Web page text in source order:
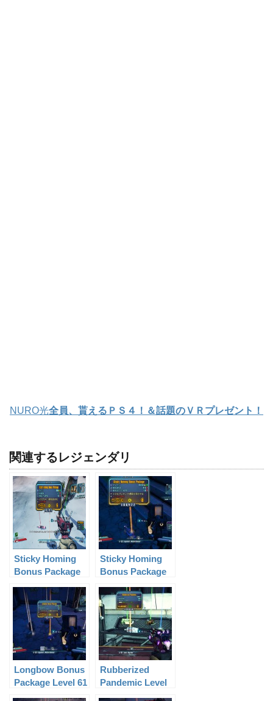
NURO光全員、貰えるＰＳ４！＆話題のＶＲプレゼント！
関連するレジェンダリ
Sticky Homing
Bonus Package
Sticky Homing
Bonus Package
Longbow Bonus
Package Level 61
Rubberized
Pandemic Level